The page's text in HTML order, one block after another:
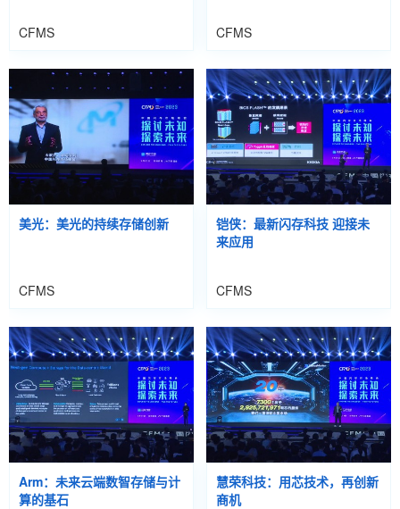
CFMS CFMS
美光：美光的持续存储创新
CFMS
铠侠：最新闪存科技 迎接未
来应用
CFMS
Arm：未来云端数智存储与计
算的基石
慧荣科技：用芯技术，再创新
商机